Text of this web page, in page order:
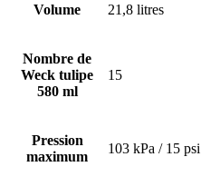
Volume 21,8 litres
Nombre de
Weck tulipe
580 ml
15
Pression
maximum
103 kPa / 15 psi